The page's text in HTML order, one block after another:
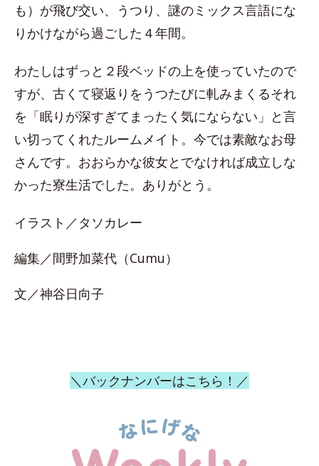
も）が飛び交い、うつり、謎のミックス言語にな
りかけながら過ごした４年間。
わたしはずっと２段ベッドの上を使っていたので
すが、古くて寝返りをうつたびに軋みまくるそれ
を「眠りが深すぎてまったく気にならない」と言
い切ってくれたルームメイト。今では素敵なお母
さんです。おおらかな彼女とでなければ成立しな
かった寮生活でした。ありがとう。
イラスト／タソカレー
編集／間野加菜代（Cumu）
文／神谷日向子
＼バックナンバーはこちら！／